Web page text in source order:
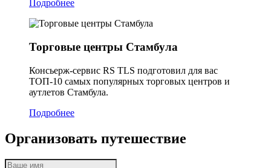
Подробнее
Торговые центры Стамбула
Консьерж-сервис RS TLS подготовил для вас
ТОП-10 самых популярных торговых центров и
аутлетов Стамбула.
Подробнее
Организовать путешествие